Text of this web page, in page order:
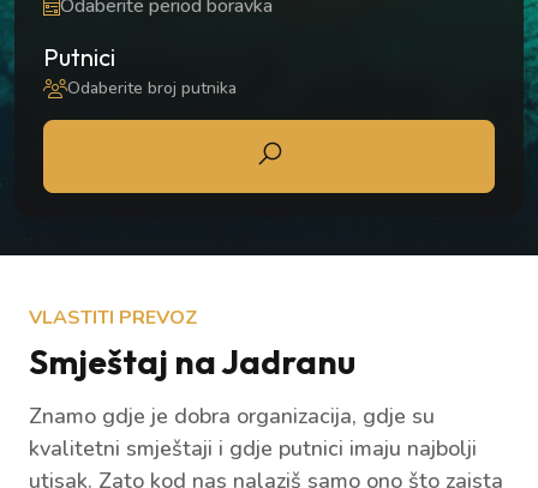
Putnici
Odaberite broj putnika
VLASTITI PREVOZ
Smještaj na Jadranu
Znamo gdje je dobra organizacija, gdje su
kvalitetni smještaji i gdje putnici imaju najbolji
utisak. Zato kod nas nalaziš samo ono što zaista